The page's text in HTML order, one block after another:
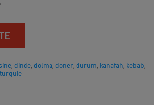
dinde dolma doner durum kanafah kebab
turquie